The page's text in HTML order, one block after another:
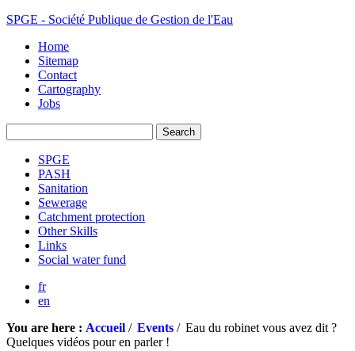
SPGE - Société Publique de Gestion de l'Eau
Home
Sitemap
Contact
Cartography
Jobs
SPGE
PASH
Sanitation
Sewerage
Catchment protection
Other Skills
Links
Social water fund
fr
en
You are here : Accueil / Events / Eau du robinet vous avez dit ?
Quelques vidéos pour en parler !